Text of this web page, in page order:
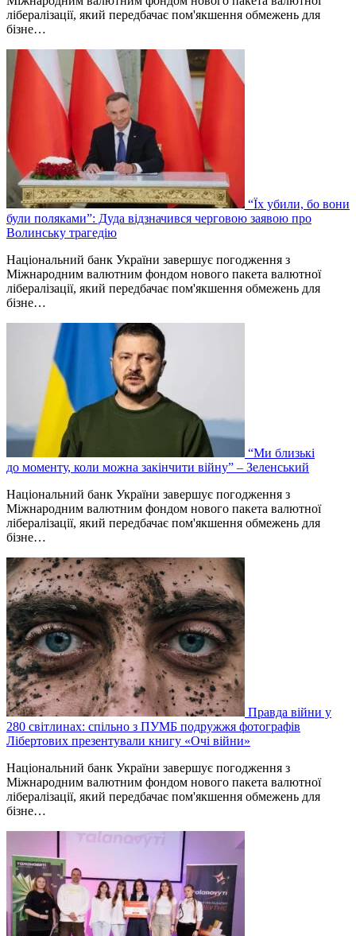
лібералізації, який передбачає пом'якшення обмежень для
бізне…
“Їх убили, бо вони
були поляками”: Дуда відзначився черговою заявою про
Волинську трагедію
Національний банк України завершує погодження з
Міжнародним валютним фондом нового пакета валютної
лібералізації, який передбачає пом'якшення обмежень для
бізне…
“Ми близькі
до моменту, коли можна закінчити війну” – Зеленський
Національний банк України завершує погодження з
Міжнародним валютним фондом нового пакета валютної
лібералізації, який передбачає пом'якшення обмежень для
бізне…
Правда війни у
280 світлинах: спільно з ПУМБ подружжя фотографів
Лібертових презентували книгу «Очі війни»
Національний банк України завершує погодження з
Міжнародним валютним фондом нового пакета валютної
лібералізації, який передбачає пом'якшення обмежень для
бізне…